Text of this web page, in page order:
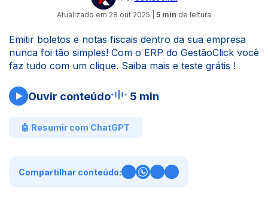
Atualizado em 28 out 2025 5 min de leitura
Emitir boletos e notas fiscais dentro da sua empresa
nunca foi tão simples! Com o ERP do GestãoClick você
faz tudo com um clique. Saiba mais e teste grátis !
Ouvir conteúdo 5 min
🤖 Resumir com ChatGPT
Compartilhar conteúdo: